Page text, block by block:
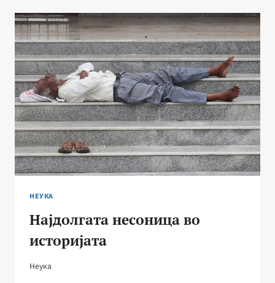
НАСТАНУВАЊЕТО
НА
ЧОКОЛАДОТО
НЕУКА
Најдолгата несоница во
историјата
Неука